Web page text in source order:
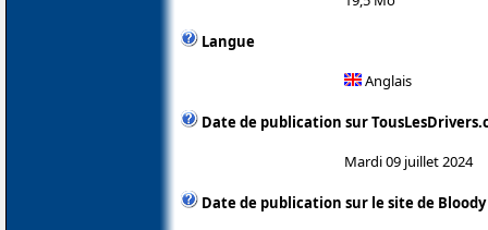
Langue
Anglais
Date de publication sur
Mardi 09 juillet 2024
Date de publication sur le site de Bloody